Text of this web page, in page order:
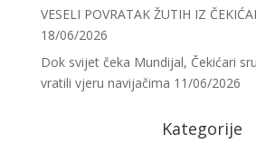
VESELI POVRATAK ŽUTIH IZ
18/06/2026
Dok svijet čeka Mundijal, Čekićari
vratili vjeru navijačima 11/06/2026
Kategorije